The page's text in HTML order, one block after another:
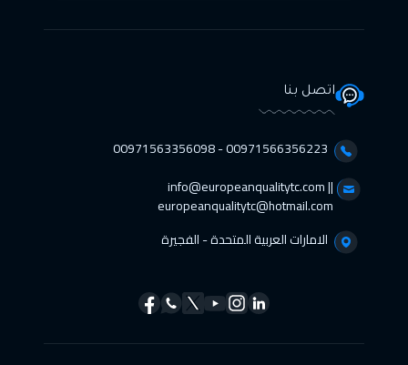
اتصل بنا
00971566356223 - 00971563356098⁩
info@europeanqualitytc.com ||
europeanqualitytc@hotmail.com
الامارات العربية المتحدة - الفجيرة